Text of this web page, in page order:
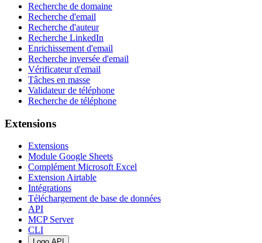
Recherche de domaine
Recherche d'email
Recherche d'auteur
Recherche LinkedIn
Enrichissement d'email
Recherche inversée d'email
Vérificateur d'email
Tâches en masse
Validateur de téléphone
Recherche de téléphone
Extensions
Extensions
Module Google Sheets
Complément Microsoft Excel
Extension Airtable
Intégrations
Téléchargement de base de données
API
MCP Server
CLI